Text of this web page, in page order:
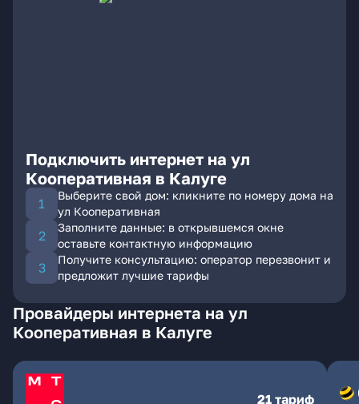
Подключить интернет на ул
Кооперативная в Калуге
Выберите свой дом: кликните по номеру дома на
ул Кооперативная
Заполните данные: в открывшемся окне
оставьте контактную информацию
Получите консультацию: оператор перезвонит и
предложит лучшие тарифы
Провайдеры интернета на ул
Кооперативная в Калуге
21 тариф